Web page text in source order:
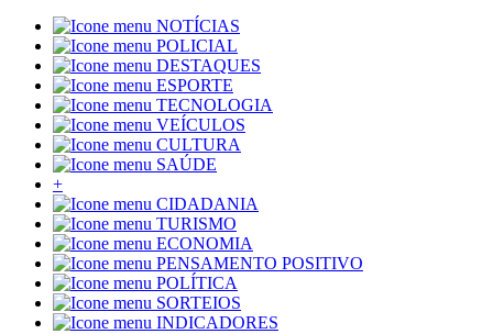
NOTÍCIAS
POLICIAL
DESTAQUES
ESPORTE
TECNOLOGIA
VEÍCULOS
CULTURA
SAÚDE
+
CIDADANIA
TURISMO
ECONOMIA
PENSAMENTO POSITIVO
POLÍTICA
SORTEIOS
INDICADORES